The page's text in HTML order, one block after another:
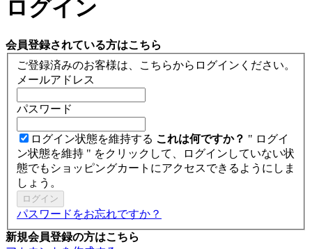
ログイン
会員登録されている方はこちら
ご登録済みのお客様は、こちらからログインください。
メールアドレス
パスワード
ログイン状態を維持する これは何ですか？ " ログイ
ン状態を維持 " をクリックして、ログインしていない状
態でもショッピングカートにアクセスできるようにしま
しょう。
ログイン
パスワードをお忘れですか？
新規会員登録の方はこちら